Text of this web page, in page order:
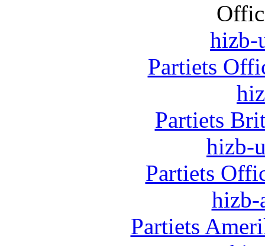
hizb-
Partiets
Partiets
hizb-
Partiets
hizb-
Partiets